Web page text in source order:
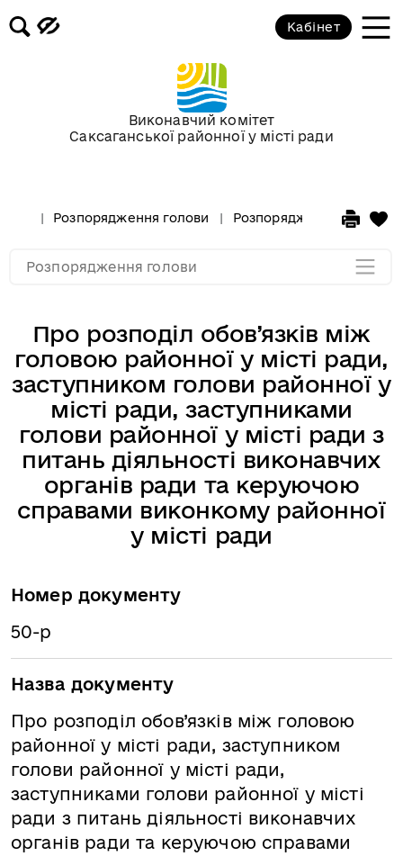
Виконавчий комітет
Саксаганської районної у місті ради
Кабінет
Розпорядження голови Розпорядження голови
Про розподіл обов’язків між
головою районної у місті ради,
заступником голови районної у
місті ради, заступниками
голови районної у місті ради з
питань діяльності виконавчих
органів ради та керуючою
справами виконкому районної
у місті ради
Номер документу
50-р
Назва документу
Про розподіл обов’язків між головою
районної у місті ради, заступником
голови районної у місті ради,
заступниками голови районної у місті
ради з питань діяльності виконавчих
органів ради та керуючою справами
Розпорядження голови
Розпорядження голови за 2017 рік